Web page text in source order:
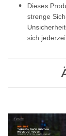
Dieses
strenge
sich